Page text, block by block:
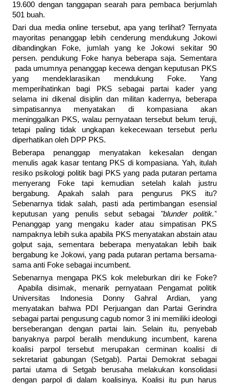
19.600 dengan tanggapan searah para pembaca berjumlah
501 buah.
Dari dua media online tersebut, apa yang terlihat? Ternyata
mayoritas penanggap lebih cenderung mendukung Jokowi
dibandingkan Foke, jumlah yang ke Jokowi sekitar 90
persen. pendukung Foke hanya beberapa saja. Sementara
pada umumnya penanggap kecewa dengan keputusan PKS
yang mendeklarasikan mendukung Foke. Yang
memperihatinkan bagi PKS sebagai partai kader yang
selama ini dikenal disiplin dan militan kadernya, beberapa
simpatisannya menyatakan di kompasiana akan
meninggalkan PKS, walau pernyataan tersebut belum teruji,
tetapi paling tidak ungkapan kekecewaan tersebut perlu
diperhatikan oleh DPP PKS.
Beberapa penanggap menyatakan kekesalan dengan
menulis agak kasar tentang PKS di kompasiana. Yah, itulah
resiko psikologi politik bagi PKS yang pada putaran pertama
menyerang Foke tapi kemudian setelah kalah justru
bergabung. Apakah salah para pengurus PKS itu?
Sebenarnya tidak salah, pasti ada pertimbangan esensial
keputusan yang penulis sebut sebagai "blunder politik."
Penanggap yang mengaku kader atau simpatisan PKS
nampaknya lebih suka apabila PKS menyatakan abstain atau
golput saja, sementara beberapa menyatakan lebih baik
bergabung ke Jokowi, yang pada putaran pertama bersama-
sama anti Foke sebagai incumbent.
Sebenarnya mengapa PKS kok meleburkan diri ke Foke?
Apabila disimak, menarik pernyataan Pengamat politik
Universitas Indonesia Donny Gahral Ardian, yang
menyatakan bahwa PDI Perjuangan dan Partai Gerindra
sebagai partai pengusung cagub nomor 3 ini memiliki ideologi
berseberangan dengan partai lain. Selain itu, penyebab
banyaknya parpol beralih mendukung incumbent, karena
koalisi parpol tersebut merupakan cerminan koalisi di
sekretariat gabungan (Setgab). Partai Demokrat sebagai
partai utama di Setgab berusaha melakukan konsolidasi
dengan parpol di dalam koalisinya. Koalisi itu pun harus